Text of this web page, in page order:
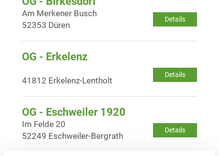
Details
Am Merkener Busch
52353 Düren
OG - Erkelenz
Details
41812 Erkelenz-Lentholt
OG - Eschweiler 1920
Details
Im Felde 20
52249 Eschweiler-Bergrath